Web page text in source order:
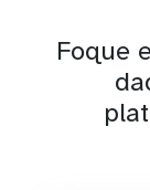
Foque